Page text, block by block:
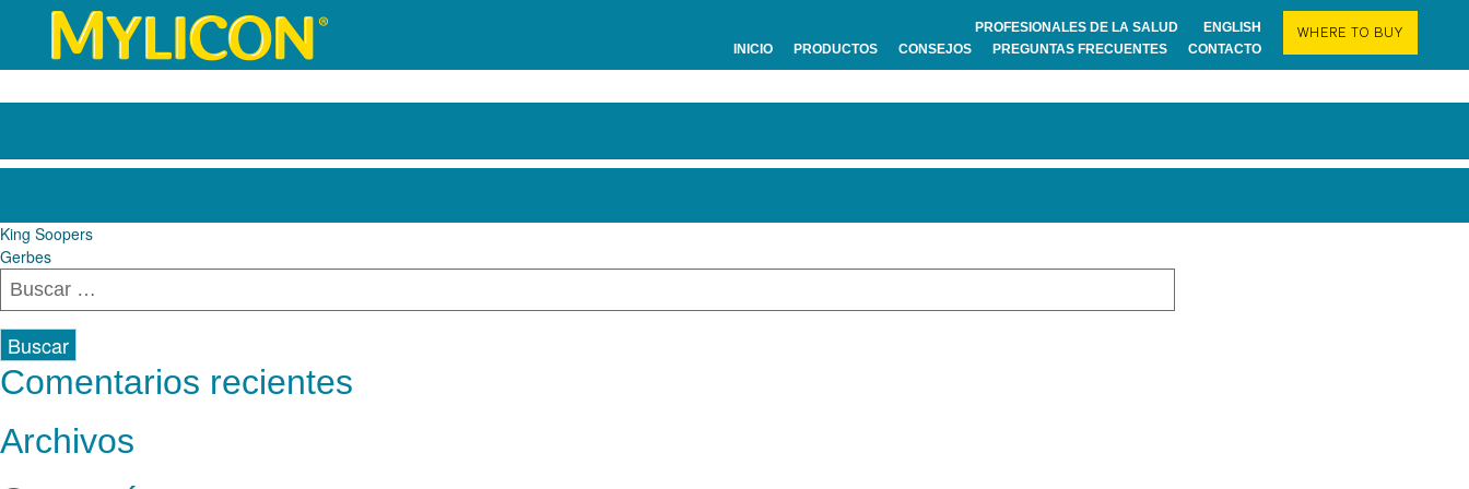
INICIO PRODUCTOS CONSEJOS PREGUNTAS FRECUENTES CONTACTO
PROFESIONALES DE LA SALUD ENGLISH WHERE TO BUY
Navegación
de
entradas
King Soopers
Gerbes
Buscar:
Comentarios recientes
Archivos